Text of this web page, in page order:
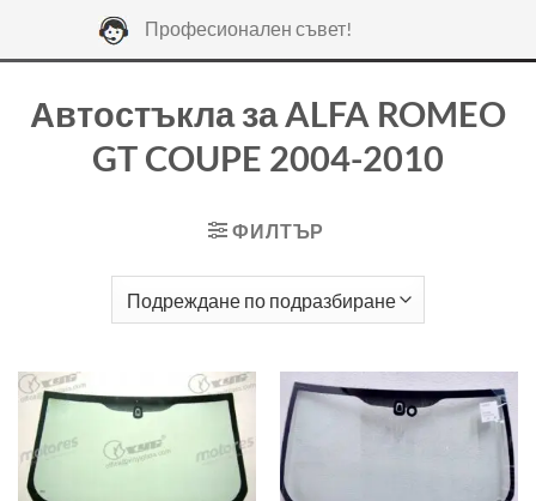
Професионален съвет!
Автостъкла за ALFA ROMEO
GT COUPE 2004-2010
ФИЛТЪР